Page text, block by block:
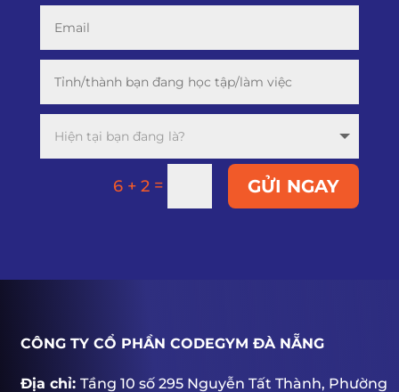
6 + 2 = GỬI NGAY
CÔNG TY CỔ PHẦN CODEGYM ĐÀ NẴNG
Địa chỉ: Tầng 10 số 295 Nguyễn Tất Thành, Phường